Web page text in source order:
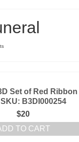
Set of Red Ribbon
SKU: B3DI000254
$20
TO CART